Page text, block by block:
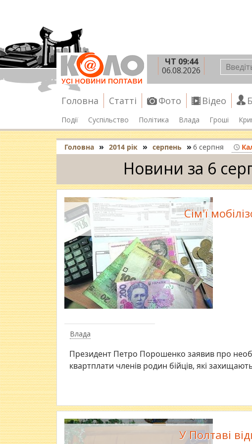
ЧТ 09:44
06.08.2026
Головна Статті Фото Відео
Події Суспільство Політика Влада Гроші
Головна » 2014 рік » серпень » 6 серпня
Новини за 6
Влада
Сім'ї
Президент Петро Порошенко заявив про
квартплати членів родин бійців, які
У Полтаві